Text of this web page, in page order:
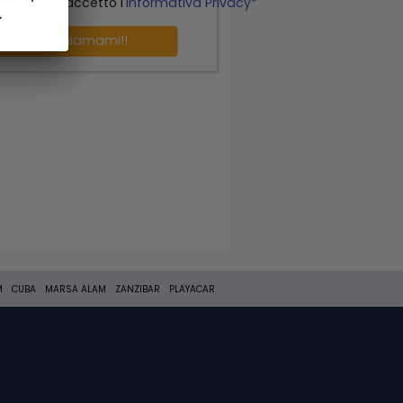
Richiamami!!
CUBA MARSA ALAM ZANZIBAR PLAYACAR